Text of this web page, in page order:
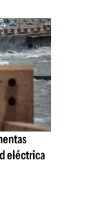
eléctrica